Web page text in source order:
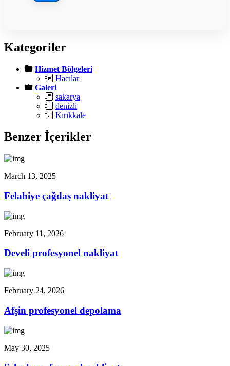
Kategoriler
Hizmet Bölgeleri
Hacılar
Galeri
sakarya
denizli
Kırıkkale
Benzer İçerikler
March 13, 2025
Felahiye çağdaş nakliyat
February 11, 2026
Develi profesyonel nakliyat
February 24, 2026
Afşin profesyonel depolama
May 30, 2025